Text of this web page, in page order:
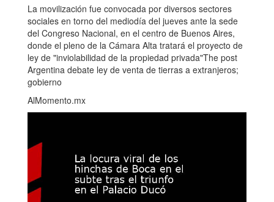
La movilización fue convocada por diversos sectores
sociales en torno del mediodía del jueves ante la sede
del Congreso Nacional, en el centro de Buenos Aires,
donde el pleno de la Cámara Alta tratará el proyecto de
ley de "inviolabilidad de la propiedad privada"The post
Argentina debate ley de venta de tierras a extranjeros;
gobierno
AlMomento.mx